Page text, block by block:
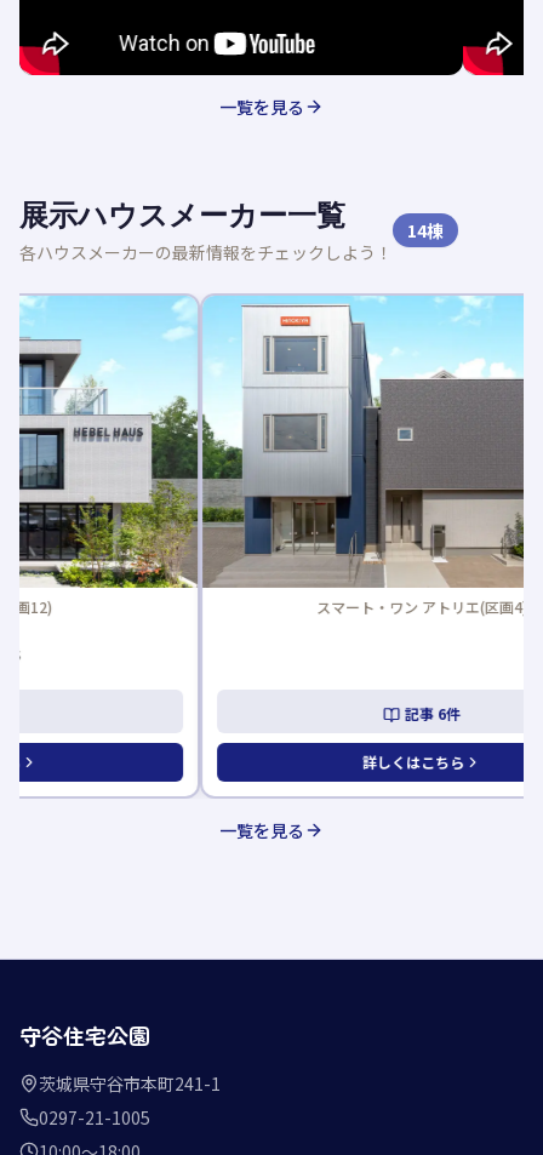
一覧を見る
展示ハウスメーカー一覧
各ハウスメーカーの最新情報をチェックしよう！
14棟
スマート・ワン アトリエ(区画4)
一覧を見る
守谷住宅公園
茨城県守谷市本町241-1
0297-21-1005